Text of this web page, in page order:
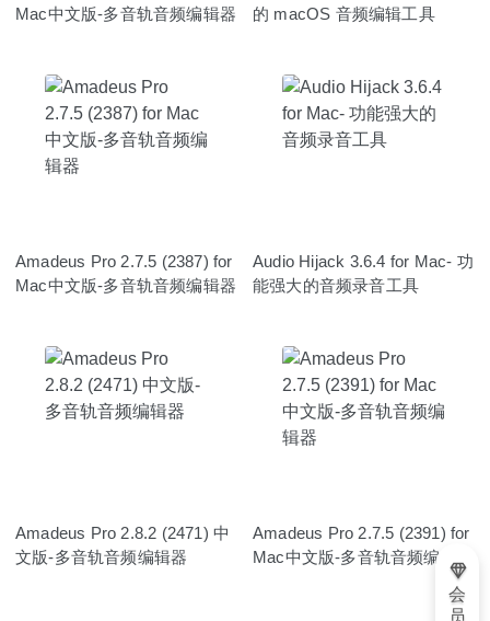
Mac中文版-多音轨音频编辑器
的 macOS 音频编辑工具
Amadeus Pro 2.7.5 (2387) for
Mac中文版-多音轨音频编辑器
Audio Hijack 3.6.4 for Mac- 功
能强大的音频录音工具
Amadeus Pro 2.8.2 (2471) 中
文版-多音轨音频编辑器
Amadeus Pro 2.7.5 (2391) for
Mac中文版-多音轨音频编辑器
会
员